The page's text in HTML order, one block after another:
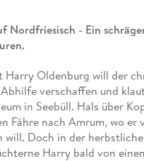
Nordfriesisch - Ein
Harry Oldenburg will der
Abhilfe verschaffen und
in Seebüll. Hals über
Fähre nach Amrum, wo er
will. Doch in der
Harry bald von